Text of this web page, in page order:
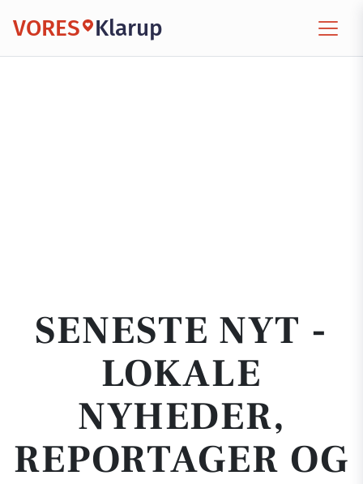
VORES Klarup
SENESTE NYT -
LOKALE
NYHEDER,
REPORTAGER OG